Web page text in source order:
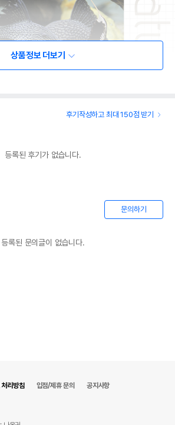
상품정보 더보기
후기작성하고 최대 150점 받기
등록된 후기가 없습니다.
문의하기
등록된 문의글이 없습니다.
리방침 입점/제휴 문의 공지사항